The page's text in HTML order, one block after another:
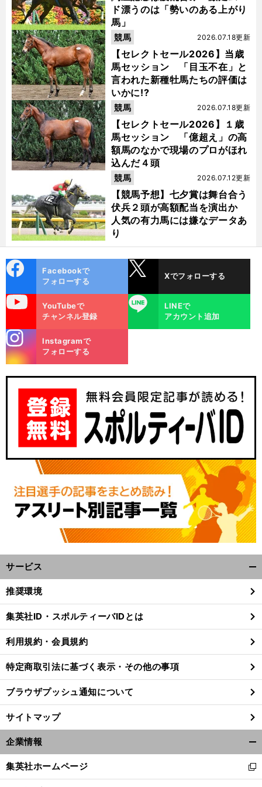
。
ホ
」前
へ
ド漂うのは「勢いのある上がり
馬」
【セレクトセール2026】当歳
馬セッション 「目玉不在」と
言われた新種牡馬たちの評価は
いかに!?
2026.07.18更新
競馬
【セレクトセール2026】１歳
馬セッション 「億超え」の高
額馬のなかで現場のプロがほれ
込んだ４頭
2026.07.18更新
競馬
【競馬予想】七夕賞は舞台合う
伏兵２頭が高額配当を演出か
人気の有力馬には嫌なデータあ
り
2026.07.12更新
競馬
ok
Facebookで
フォローする
Xでフォローする
YouTubeで
チャンネル登録
LINE
LINEで
アカウント追加
m
Instagramで
フォローする
サービス
閉
る
推奨環境
集英社ID・スポルティーバIDとは
利用規約・会員規約
特定商取引法に基づく表示・その他の事項
ブラウザプッシュ通知について
サイトマップ
企業情報
閉
集英社ホームページ
新
し